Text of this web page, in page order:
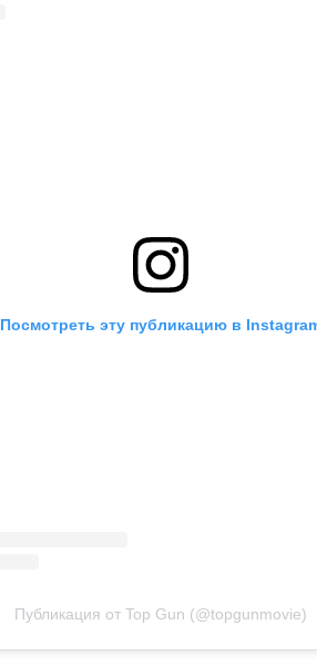
Посмотреть эту публикацию в
Публикация от Top Gun (@topgunmovie)